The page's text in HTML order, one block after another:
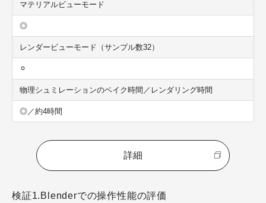
マテリアルビューモード
◎
レンダービューモード（サンプル数32）
⚪︎
物理シュミレーションのベイク時間／レンダリング時間
◎／約4時間
詳細
検証1.Blenderでの操作性能の評価